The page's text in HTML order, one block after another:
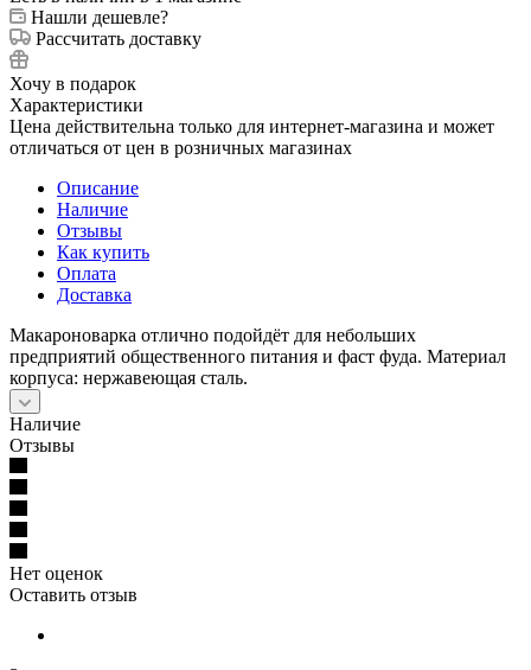
Нашли дешевле?
Рассчитать доставку
Хочу в подарок
Характеристики
Цена действительна только для интернет-магазина и может
отличаться от цен в розничных магазинах
Описание
Наличие
Отзывы
Как купить
Оплата
Доставка
Макароноварка отлично подойдёт для небольших
предприятий общественного питания и фаст фуда. Материал
корпуса: нержавеющая сталь.
Наличие
Отзывы
Нет оценок
Оставить отзыв